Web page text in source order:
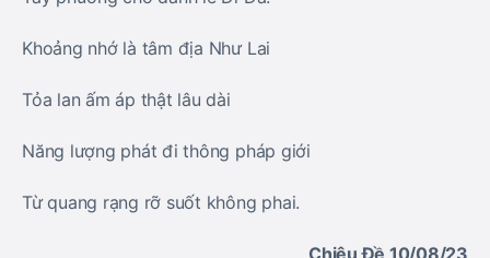
Khoảng nhớ là tâm địa Như Lai
Tỏa lan ấm áp thật lâu dài
Năng lượng phát đi thông pháp giới
Từ quang rạng rỡ suốt không phai.
Chiêu Đề 10/08/23